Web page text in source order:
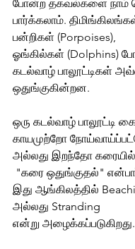
போன்ற தகவல்களை நாம்
பார்க்கலாம்.
பன்றிகள் (Porpoises),
ஓங்கில்கள் (Dolphins)
கடல்வாழ் பாலூட்டிகள்
ஒதுங்குகின்றன.
ஒரு கடல்வாழ் பாலூட்டி
காயமுற்றோ
அல்லது இறந்தோ கரையில்
"கரை ஒதுங்குதல்"
இது ஆங்கிலத்தில்
அல்லது Stranding
என்று அழைக்கப்படுகிறது.